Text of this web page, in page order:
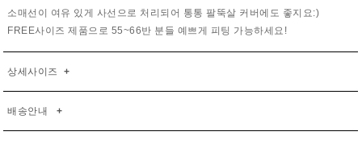
소매선이 여유 있게 사선으로 처리되어 통통 팔뚝살 커버에도 좋지요:)
FREE사이즈 제품으로 55~66반 분들 예쁘게 피팅 가능하세요!
상세사이즈 +
배송안내 +